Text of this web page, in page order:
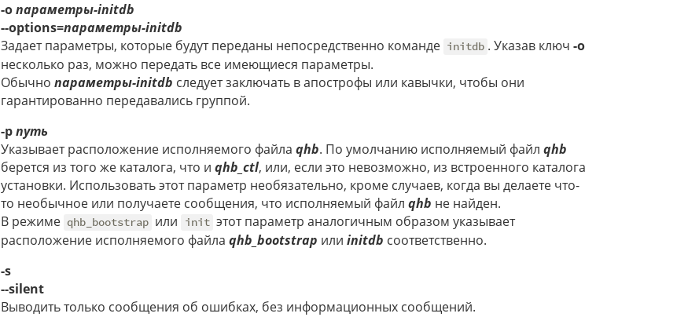
-oпараметры-initdb
--options=параметры-initdb
Задает параметры, которые будут переданы непосредственно команде initdb . Указав ключ-o
несколько раз, можно передать все имеющиеся параметры.
Обычно параметры-initdb следует заключать в апострофы или кавычки, чтобы они
гарантированно передавались группой.
-pпуть
Указывает расположение исполняемого файла qhb. По умолчанию исполняемый файл qhb
берется из того же каталога, что и qhb_ctl, или, если это невозможно, из встроенного каталога
установки. Использовать этот параметр необязательно, кроме случаев, когда вы делаете что-
то необычное или получаете сообщения, что исполняемый файл qhb не найден.
В режиме qhb_bootstrap или init этот параметр аналогичным образом указывает
расположение исполняемого файла qhb_bootstrap или initdb соответственно.
-s
--silent
Выводить только сообщения об ошибках, без информационных сообщений.